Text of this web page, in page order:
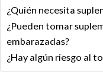
¿Quién necesita
¿Pueden tomar
embarazadas?
¿Hay algún riesgo al